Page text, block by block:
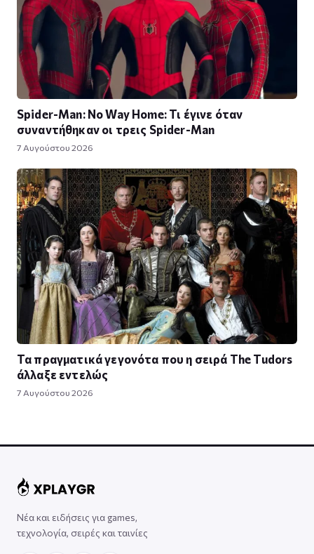
Spider-Man: No Way Home: Τι έγινε όταν
συναντήθηκαν οι τρεις Spider-Man
7 Αυγούστου 2026
Τα πραγματικά γεγονότα που η σειρά The Tudors
άλλαξε εντελώς
7 Αυγούστου 2026
Νέα και ειδήσεις για games,
τεχνολογία, σειρές και ταινίες